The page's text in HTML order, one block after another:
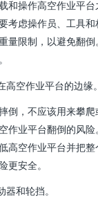
和操作高空作业平
考虑操作员、工具和
量限制，以避免翻倒
高空作业平台的边缘。
倒，不应该用来攀
作业平台翻倒的风险
高空作业平台并把整
更安全。
器和轮挡。